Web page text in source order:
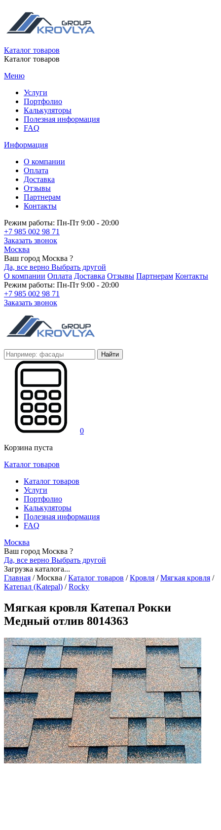
Каталог товаров
Каталог товаров
Меню
Услуги
Портфолио
Калькуляторы
Полезная информация
FAQ
Информация
О компании
Оплата
Доставка
Отзывы
Партнерам
Контакты
Режим работы: Пн-Пт 9:00 - 20:00
+7 985 002 98 71
Заказать звонок
Москва
Ваш город Москва ?
Да, все верно Выбрать другой
О компании Оплата Доставка Отзывы Партнерам Контакты
Режим работы: Пн-Пт 9:00 - 20:00
+7 985 002 98 71
Заказать звонок
Найти
0
Корзина пуста
Каталог товаров
Каталог товаров
Услуги
Портфолио
Калькуляторы
Полезная информация
FAQ
Москва
Ваш город Москва ?
Да, все верно Выбрать другой
Загрузка каталога...
Главная /Москва / Каталог товаров / Кровля / Мягкая кровля /
Катепал (Katepal) / Rocky
Мягкая кровля Катепал Рокки
Медный отлив 8014363